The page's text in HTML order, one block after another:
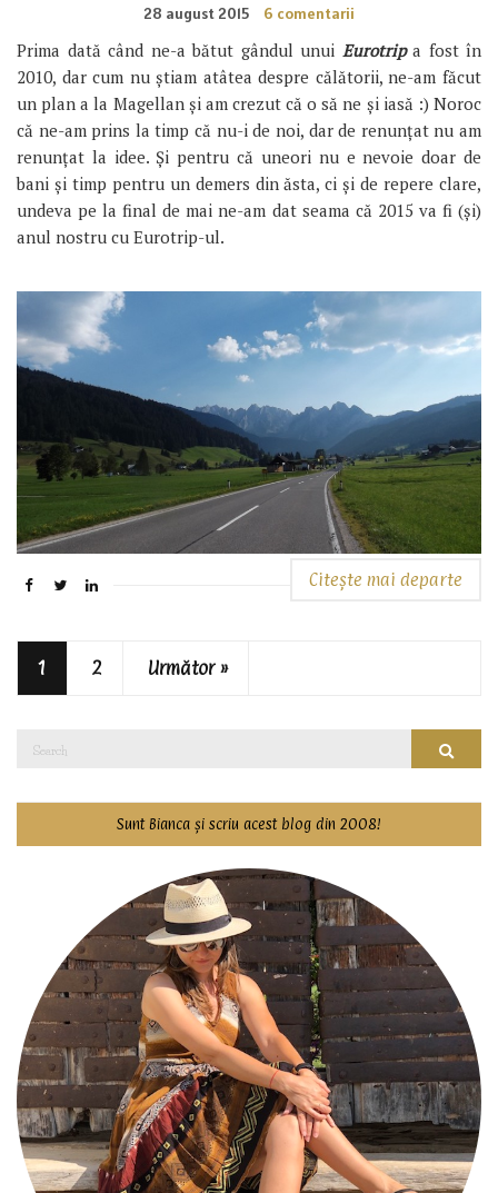
28 august 2015 6 comentarii
Prima dată când ne-a bătut gândul unui Eurotripa fost în
2010, dar cum nu știam atâtea despre călătorii, ne-am făcut
un plan a la Magellan și am crezut că o să ne și iasă :) Noroc
că ne-am prins la timp că nu-i de noi, dar de renunțat nu am
renunțat la idee. Și pentru că uneori nu e nevoie doar de
bani și timp pentru un demers din ăsta, ci și de repere clare,
undeva pe la final de mai ne-am dat seama că 2015 va fi (și)
anul nostru cu Eurotrip-ul.
Citește mai departe
1 2 Următor »
Sunt Bianca și scriu acest blog din 2008!